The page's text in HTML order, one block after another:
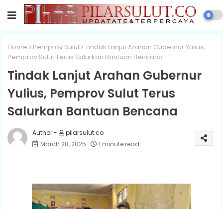
Home Pemprov Sulut Tindak Lanjut Arahan Gubernur Yulius,
Pemprov Sulut Terus Salurkan Bantuan Bencana
Tindak Lanjut Arahan Gubernur
Yulius, Pemprov Sulut Terus
Salurkan Bantuan Bencana
pilarsulut.co
March 28, 2025
1 minute read